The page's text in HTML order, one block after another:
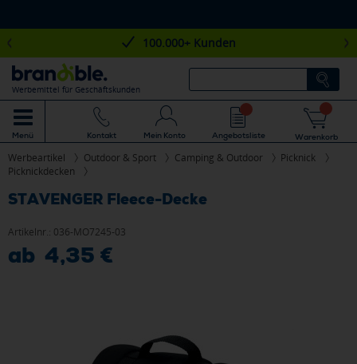
100.000+ Kunden
Werbemittel für Geschäftskunden
Menü Kontakt Mein Konto Angebotsliste Warenkorb
Werbeartikel Outdoor & Sport Camping & Outdoor
Picknick
Picknickdecken
STAVENGER Fleece-Decke
Artikelnr.: 036-MO7245-03
ab 4,35 €